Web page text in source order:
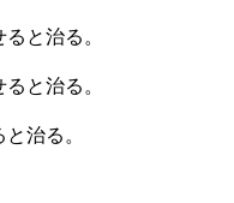
と治る。
と治る。
治る。